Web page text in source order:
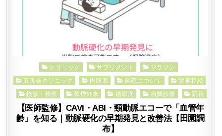
Posted
in
クリニック サプリメント
マラソン
五良会クリニック
内服薬 医院について
栄養相談
検診・検査
禁煙外来 糖尿病 自費診療 院長
【医師監修】CAVI・ABI・頸動脈エコーで「血管年
齢」を知る｜動脈硬化の早期発見と改善法【田園調
布】